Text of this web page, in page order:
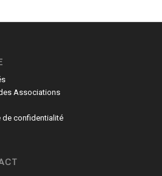
Associations
de confidentialité